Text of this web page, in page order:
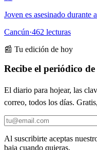
Joven es asesinado durante
Cancún·462 lecturas
📰 Tu edición de hoy
Recibe el periódico
El diario para hojear, las
correo, todos los días.
Al suscribirte aceptas
baja cuando quieras.